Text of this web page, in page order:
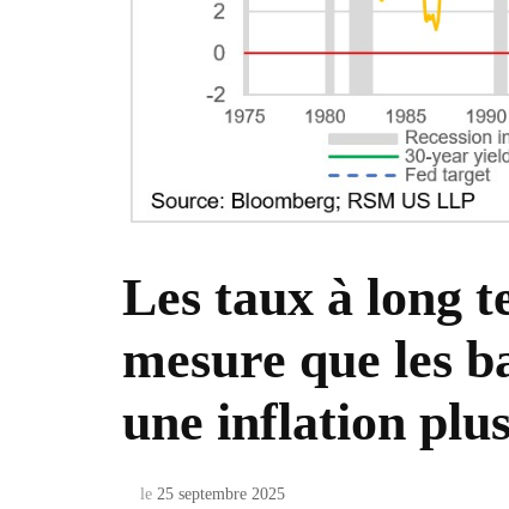
Les taux à long
mesure que les
une inflation
le 25 septembre 2025